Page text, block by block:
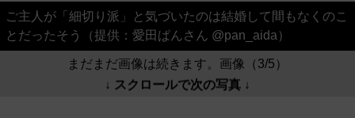
ご主人が「細切り派」と気づいたのは結婚して間もなくのこ
とだったそう（提供：愛田ぱんさん @pan_aida）
まだまだ画像は続きます。画像（3/5）
↓ スクロールで次の写真 ↓